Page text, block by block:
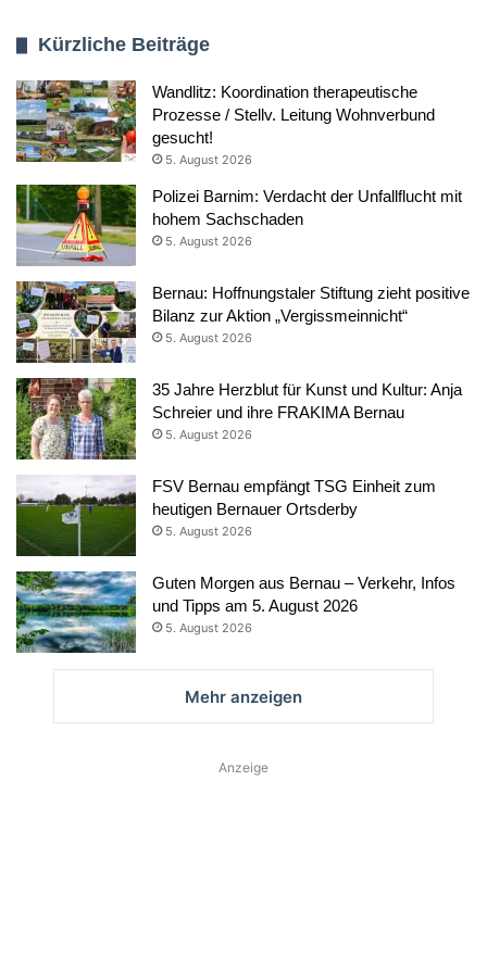
Kürzliche Beiträge
Wandlitz: Koordination therapeutische
Prozesse / Stellv. Leitung Wohnverbund
gesucht!
5. August 2026
Polizei Barnim: Verdacht der Unfallflucht mit
hohem Sachschaden
5. August 2026
Bernau: Hoffnungstaler Stiftung zieht positive
Bilanz zur Aktion „Vergissmeinnicht“
5. August 2026
35 Jahre Herzblut für Kunst und Kultur: Anja
Schreier und ihre FRAKIMA Bernau
5. August 2026
FSV Bernau empfängt TSG Einheit zum
heutigen Bernauer Ortsderby
5. August 2026
Guten Morgen aus Bernau – Verkehr, Infos
und Tipps am 5. August 2026
5. August 2026
Mehr anzeigen
Anzeige